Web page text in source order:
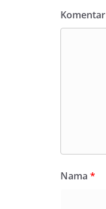
Komentar
Nama *